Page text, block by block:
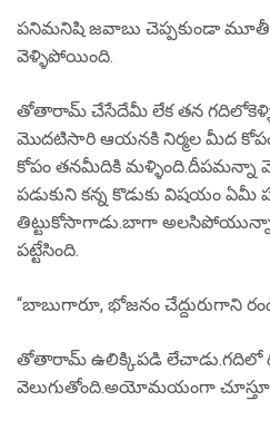
పనిమనిషి జవాబు చెప్పకుండా మూతీ
వెళ్ళిపోయింది.
తోతారామ్ చేసేదేమీ లేక తన గదిలోకెళ్ళి
మొదటిసారి ఆయనకి నిర్మల మీద కోపం
కోపం తనమీదికి మళ్ళింది.దీపమన్నా
పడుకుని కన్న కొడుకు విషయం ఏమీ
తిట్టుకోసాగాడు.బాగా
పట్టేసింది.
“బాబుగారూ, భోజనం చేద్దురుగాని
తోతారామ్ ఉలిక్కిపడి లేచాడు.గదిలో
వెలుగుతోంది.అయోమయంగా